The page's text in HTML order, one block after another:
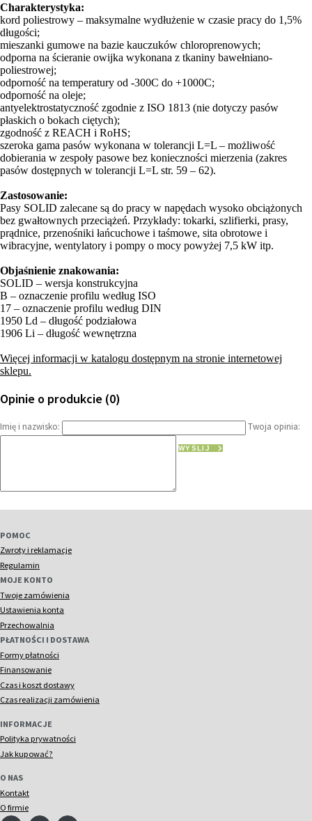
Charakterystyka:
kord poliestrowy – maksymalne wydłużenie w czasie pracy do 1,5%
długości;
mieszanki gumowe na bazie kauczuków chloroprenowych;
odporna na ścieranie owijka wykonana z tkaniny bawełniano-
poliestrowej;
odporność na temperatury od -300C do +1000C;
odporność na oleje;
antyelektrostatyczność zgodnie z ISO 1813 (nie dotyczy pasów
płaskich o bokach ciętych);
zgodność z REACH i RoHS;
szeroka gama pasów wykonana w tolerancji L=L – możliwość
dobierania w zespoły pasowe bez konieczności mierzenia (zakres
pasów dostępnych w tolerancji L=L str. 59 – 62).
Zastosowanie:
Pasy SOLID zalecane są do pracy w napędach wysoko obciążonych
bez gwałtownych przeciążeń. Przykłady: tokarki, szlifierki, prasy,
prądnice, przenośniki łańcuchowe i taśmowe, sita obrotowe i
wibracyjne, wentylatory i pompy o mocy powyżej 7,5 kW itp.
Objaśnienie znakowania:
SOLID – wersja konstrukcyjna
B – oznaczenie profilu według ISO
17 – oznaczenie profilu według DIN
1950 Ld – długość podziałowa
1906 Li – długość wewnętrzna
Więcej informacji w katalogu dostępnym na stronie internetowej
sklepu.
Opinie o produkcie (0)
Imię i nazwisko: Twoja opinia:
WYŚLIJ
POMOC
Zwroty i reklamacje
Regulamin
MOJE KONTO
Twoje zamówienia
Ustawienia konta
Przechowalnia
PŁATNOŚCI I DOSTAWA
Formy płatności
Finansowanie
Czas i koszt dostawy
Czas realizacji zamówienia
INFORMACJE
Polityka prywatności
Jak kupować?
O NAS
Kontakt
O firmie